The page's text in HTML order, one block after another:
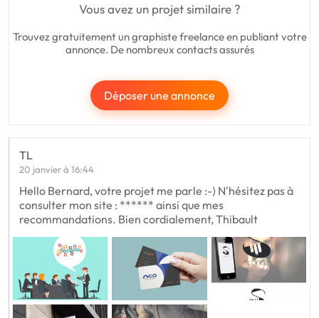
Vous avez un projet similaire ?
Trouvez gratuitement un graphiste freelance en publiant votre
annonce. De nombreux contacts assurés
Déposer une annonce
TL
20 janvier à 16:44
Hello Bernard, votre projet me parle :-) N'hésitez pas à
consulter mon site : ****** ainsi que mes
recommandations. Bien cordialement, Thibault